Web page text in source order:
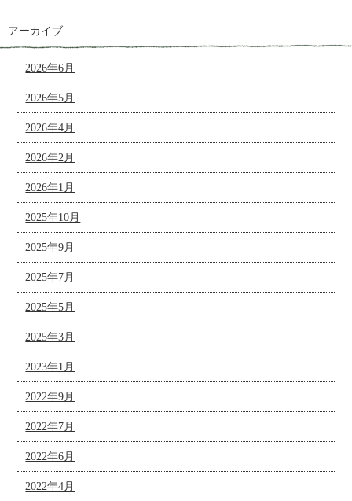
アーカイブ
2026年6月
2026年5月
2026年4月
2026年2月
2026年1月
2025年10月
2025年9月
2025年7月
2025年5月
2025年3月
2023年1月
2022年9月
2022年7月
2022年6月
2022年4月